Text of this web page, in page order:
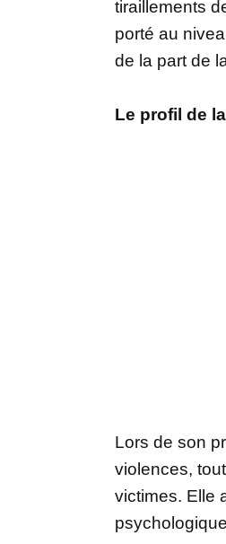
tiraillements
porté au
de la part de
Le profil de
Lors de son
violences,
victimes. Elle